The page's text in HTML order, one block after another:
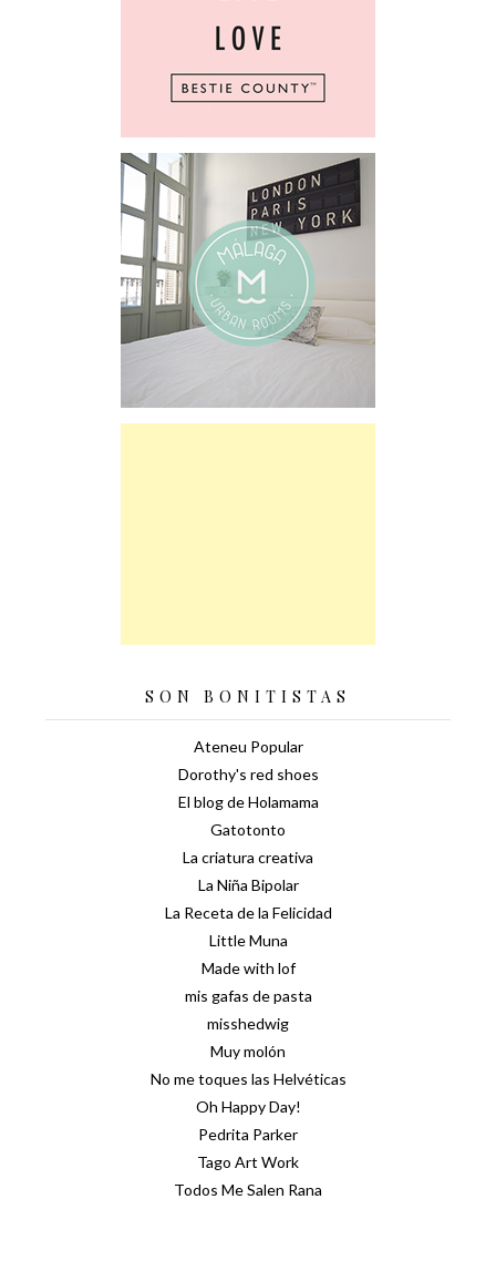
SON BONITISTAS
Ateneu Popular
Dorothy's red shoes
El blog de Holamama
Gatotonto
La criatura creativa
La Niña Bipolar
La Receta de la Felicidad
Little Muna
Made with lof
mis gafas de pasta
misshedwig
Muy molón
No me toques las Helvéticas
Oh Happy Day!
Pedrita Parker
Tago Art Work
Todos Me Salen Rana